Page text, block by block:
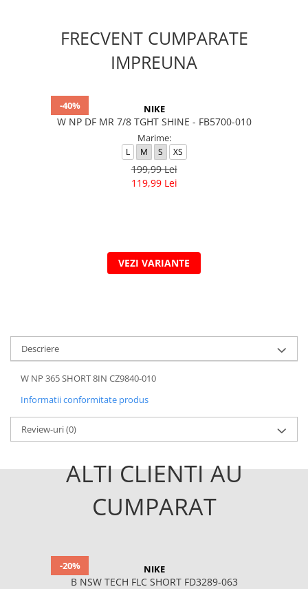
FRECVENT CUMPARATE
IMPREUNA
-40% NIKE
W NP DF MR 7/8 TGHT SHINE - FB5700-010
Marime:
L M S XS
199,99 Lei
119,99 Lei
VEZI VARIANTE
Descriere
W NP 365 SHORT 8IN CZ9840-010
Informatii conformitate produs
Review-uri(0)
ALTI CLIENTI AU
CUMPARAT
-20% NIKE
B NSW TECH FLC SHORT FD3289-063